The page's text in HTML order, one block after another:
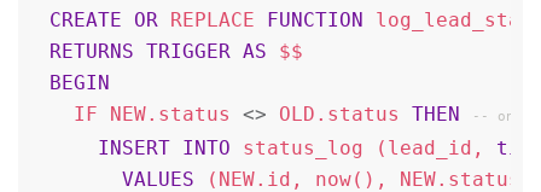
CREATE OR REPLACE FUNCTION
RETURNS TRIGGER AS
BEGIN
  IF NEW.status
<> OLD.status THEN -- only
INSERT INTO status_log (lead_id,
VALUES (NEW.id, now(),